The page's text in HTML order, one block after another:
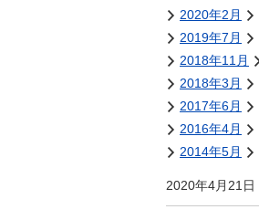
相談窓口
2020年2月
2019年7月
2018年11月
2018年3月
2017年6月
2016年4月
2014年5月
2020年4月21日